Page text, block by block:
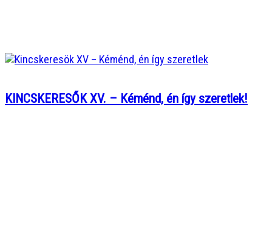
KINCSKERESŐK XV. – Kéménd, én így szeretlek!